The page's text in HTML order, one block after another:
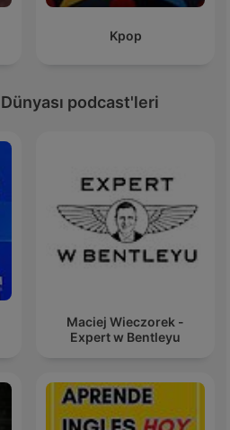
Kpop
podcast'leri
Maciej Wieczorek -
Expert w Bentleyu